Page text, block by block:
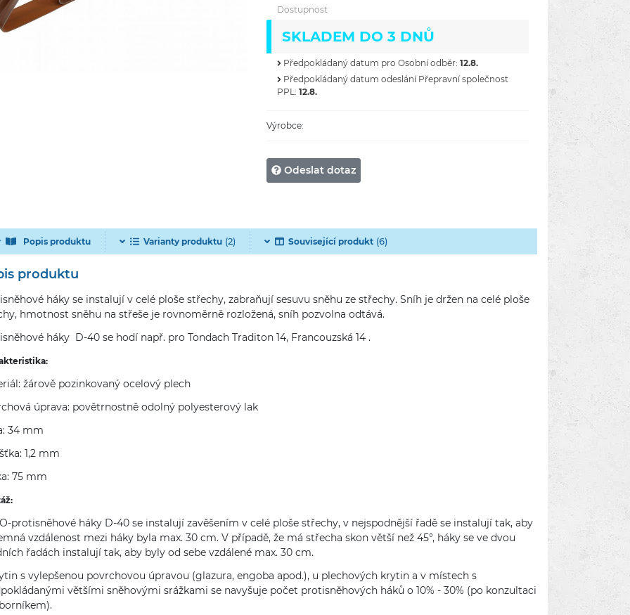
Dostupnost
SKLADEM DO 3 DNŮ
Předpokládaný datum pro Osobní odběr: 12.8.
Předpokládaný datum odeslání Přepravní společnost
PPL: 12.8.
Výrobce:
Odeslat dotaz
Popis produktu Varianty produktu(2) Související produkt (6)
produktu
háky se instalují v celé ploše střechy, zabraňují sesuvu sněhu ze střechy. Sníh je držen na celé ploše
hmotnost sněhu na střeše je rovnoměrně rozložená, sníh pozvolna odtává.
háky D-40 se hodí např. pro Tondach Traditon 14, Francouzská 14 .
žárově pozinkovaný ocelový plech
úprava: povětrnostně odolný polyesterový lak
34 mm
1,2 mm
75 mm
protisněhové háky D-40 se instalují zavěšením v celé ploše střechy, v nejspodnější řadě se instalují tak, aby
vzdálenost mezi háky byla max. 30 cm. V případě, že má střecha skon větší než 45°, háky se ve dvou
řadách instalují tak, aby byly od sebe vzdálené max. 30 cm.
s vylepšenou povrchovou úpravou (glazura, engoba apod.), u plechových krytin a v místech s
většími sněhovými srážkami se navyšuje počet protisněhových háků o 10% - 30% (po konzultaci